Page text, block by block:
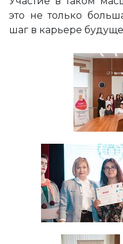
это не только
шаг в карьере